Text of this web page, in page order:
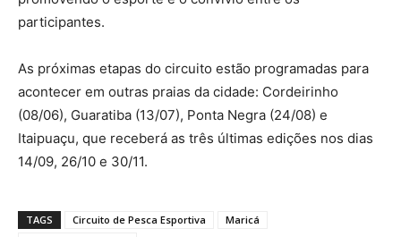
participantes.
As próximas etapas do circuito estão programadas para
acontecer em outras praias da cidade: Cordeirinho
(08/06), Guaratiba (13/07), Ponta Negra (24/08) e
Itaipuaçu, que receberá as três últimas edições nos dias
14/09, 26/10 e 30/11.
TAGS Circuito de Pesca Esportiva
Maricá